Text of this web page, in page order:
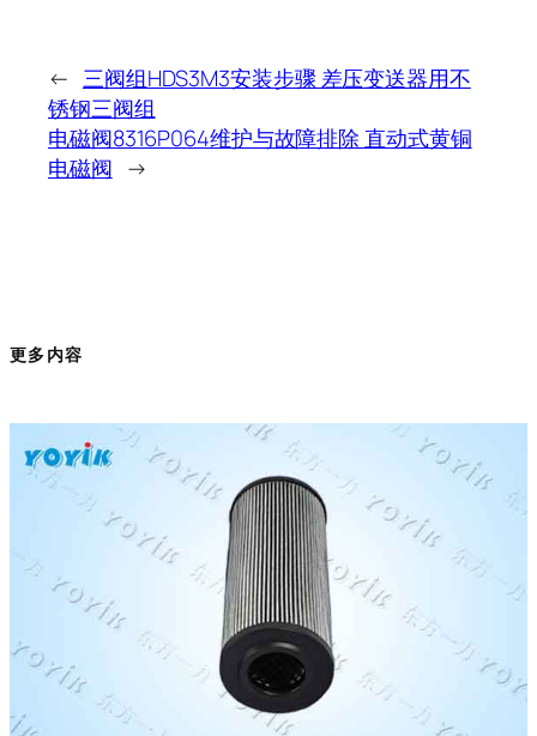
← 三阀组HDS3M3安装步骤 差压变送器用不
锈钢三阀组
电磁阀8316P064维护与故障排除 直动式黄铜
电磁阀 →
更多内容